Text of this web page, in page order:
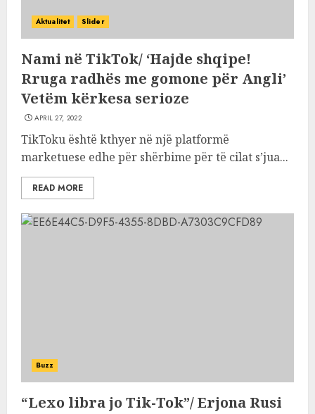
Aktualitet Slider
Nami në TikTok/ ‘Hajde shqipe!
Rruga radhës me gomone për Angli’
Vetëm kërkesa serioze
APRIL 27, 2022
TikToku është kthyer në një platformë
marketuese edhe për shërbime për të cilat s’jua...
READ MORE
Buzz
“Lexo libra jo Tik-Tok”/ Erjona Rusi